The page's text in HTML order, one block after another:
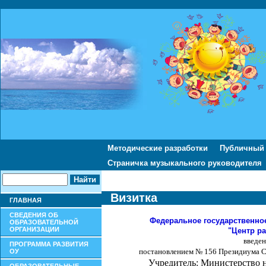
Методические разработки
Публичный
Страничка музыкального руководителя
ГЛАВНАЯ
СВЕДЕНИЯ ОБ
ОБРАЗОВАТЕЛЬНОЙ
ОРГАНИЗАЦИИ
ПРОГРАММА РАЗВИТИЯ
ОУ
Визитка
Федеральное
"Центр
постановлением № 156 Президиума
Учредитель: Министерство